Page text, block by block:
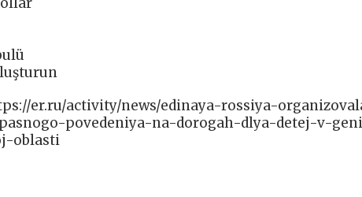
er.ru/activity/news/edinaya-rossiya-
povedeniya-na-dorogah-dlya-detej-v-
oblasti